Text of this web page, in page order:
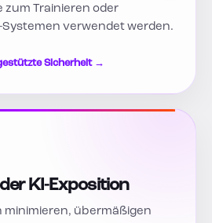
zum Trainieren oder
verwendet werden.
Sicherheit →
KI-Exposition
minimieren, übermäßigen